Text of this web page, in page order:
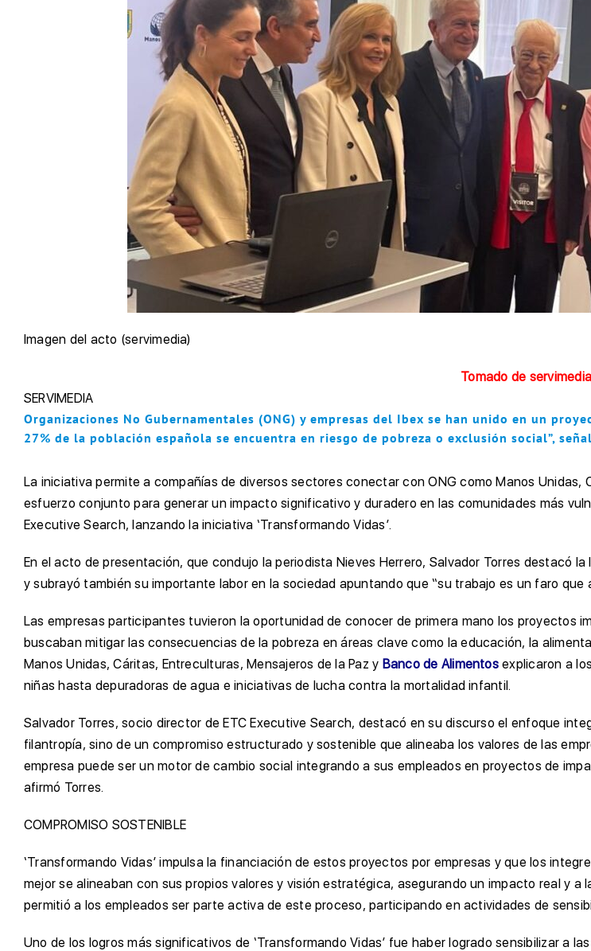
Imagen del acto (servimedia)
Tomado de
SERVIMEDIA
Organizaciones No Gubernamentales (ONG) y empresas del Ibex se han unido en un
27% de la población española se encuentra en riesgo de pobreza o exclusión social”,
La iniciativa permite a compañías de diversos sectores conectar con ONG como Manos
esfuerzo conjunto para generar un impacto significativo y duradero en las comunidades más
Executive Search, lanzando la iniciativa ‘Transformando Vidas’.
En el acto de presentación, que condujo la periodista Nieves Herrero, Salvador Torres destacó
y subrayó también su importante labor en la sociedad apuntando que “su trabajo es un faro que
Las empresas participantes tuvieron la oportunidad de conocer de primera mano los proyectos
buscaban mitigar las consecuencias de la pobreza en áreas clave como la educación, la
Manos Unidas, Cáritas, Entreculturas, Mensajeros de la Paz y Banco de Alimentosexplicaron a
niñas hasta depuradoras de agua e iniciativas de lucha contra la mortalidad infantil.
Salvador Torres, socio director de ETC Executive Search, destacó en su discurso el enfoque
filantropía, sino de un compromiso estructurado y sostenible que alineaba los valores de las
empresa puede ser un motor de cambio social integrando a sus empleados en proyectos de
afirmó Torres.
COMPROMISO SOSTENIBLE
‘Transformando Vidas’ impulsa la financiación de estos proyectos por empresas y que los
mejor se alineaban con sus propios valores y visión estratégica, asegurando un impacto real y
permitió a los empleados ser parte activa de este proceso, participando en actividades de
Uno de los logros más significativos de ‘Transformando Vidas’ fue haber logrado sensibilizar a